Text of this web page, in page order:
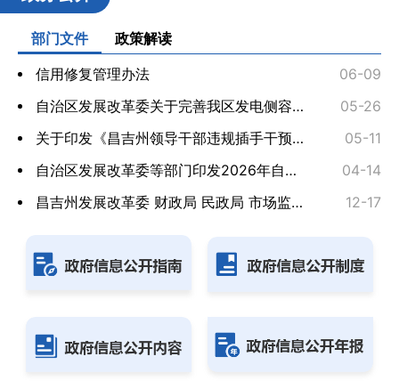
部门文件
政策解读
信用修复管理办法
06-09
自治区发展改革委关于完善我区发电侧容量电价机制有...
05-26
关于印发《昌吉州领导干部违规插手干预招标投标登记...
05-11
自治区发展改革委等部门印发2026年自治区提振消费工...
04-14
昌吉州发展改革委 财政局 民政局 市场监督管理局关...
12-17